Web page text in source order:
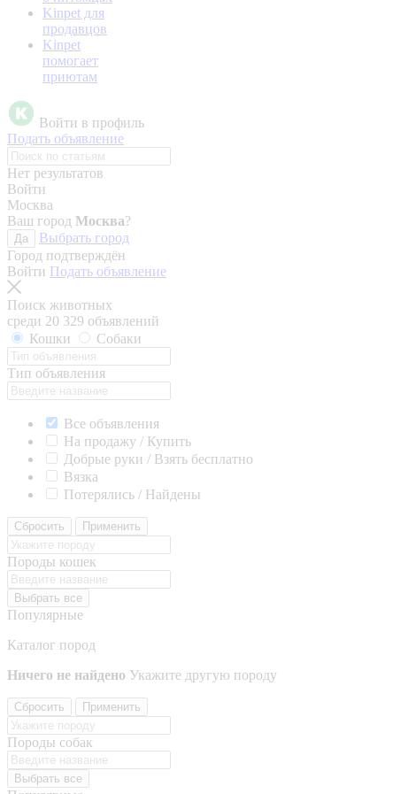
Kinpet для
продавцов
Kinpet
помогает
приютам
Войти в профиль
Подать объявление
Нет результатов
Войти
Москва
Ваш город Москва?
Да
Выбрать город
Город подтверждён
Войти Подать объявление
Поиск животных
среди 20 329 объявлений
Кошки
Собаки
Тип объявления
Все объявления
На продажу / Купить
Добрые руки / Взять бесплатно
Вязка
Потерялись / Найдены
Сбросить Применить
Породы кошек
Выбрать все
Популярные
Каталог пород
Ничего не найдено Укажите другую породу
Сбросить Применить
Породы собак
Выбрать все